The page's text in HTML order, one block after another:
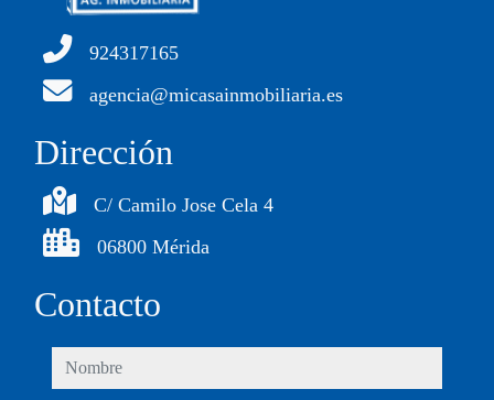
924317165
agencia@micasainmobiliaria.es
Dirección
C/ Camilo Jose Cela 4
06800 Mérida
Contacto
nombre